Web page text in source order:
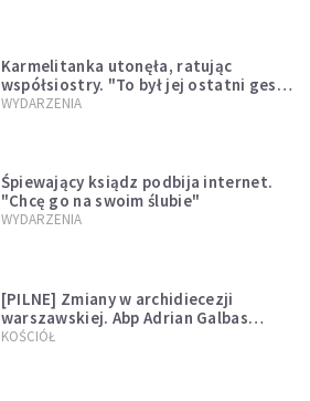
Karmelitanka utonęła, ratując
współsiostry. "To był jej ostatni gest
miłości"
WYDARZENIA
Śpiewający ksiądz podbija internet.
"Chcę go na swoim ślubie"
WYDARZENIA
[PILNE] Zmiany w archidiecezji
warszawskiej. Abp Adrian Galbas
wręczył dekrety nowym proboszczom
KOŚCIÓŁ